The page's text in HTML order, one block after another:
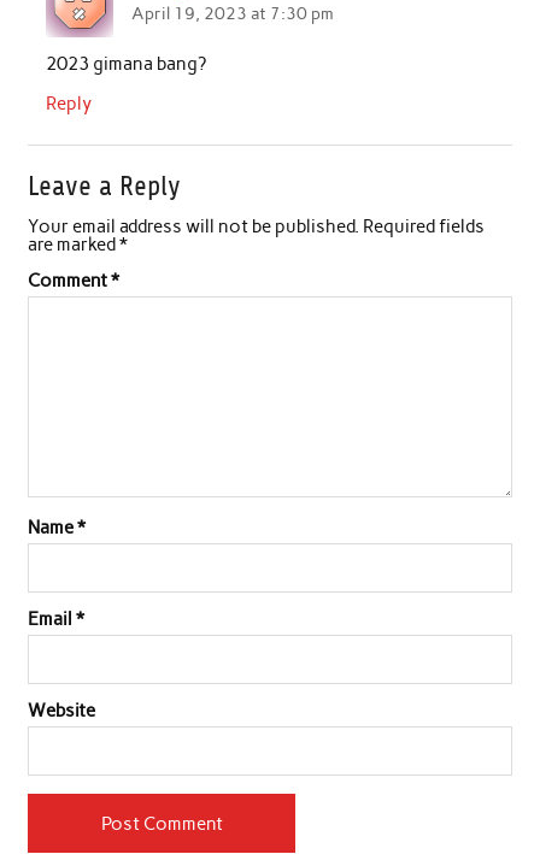
April 19, 2023 at 7:30 pm
2023 gimana bang?
Reply
Leave a Reply
Your email address will not be published. Required fields
are marked*
Comment*
Name*
Email *
Website